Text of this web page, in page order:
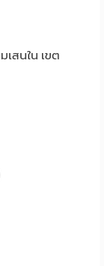
เสนใน เขต